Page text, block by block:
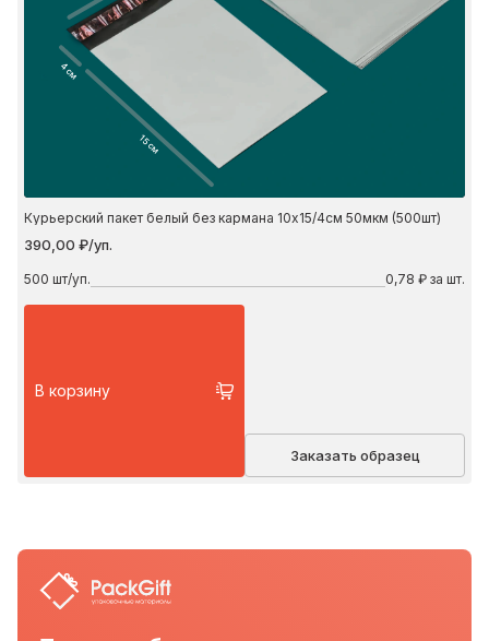
4 см
15 см
Курьерский пакет белый без кармана 10х15/4см 50мкм (500шт)
390,00 ₽/уп.
500 шт/уп. 0,78 ₽ за шт.
В корзину
Заказать образец